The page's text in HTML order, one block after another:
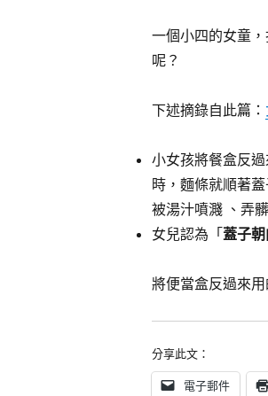
一個小四的女童
呢？
下述摘錄自此篇：
小女孩將餐盒反
時，麵條就順著
被湯汁噴濺 、弄
女兒認為「蓋子
將便當盒反過來
分享此文：
電子郵件